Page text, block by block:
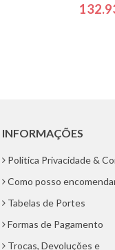
INFORMAÇÕES
Politica Privacidade &
Como posso
Tabelas de Portes
Formas de Pagamento
Trocas, Devoluções e